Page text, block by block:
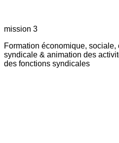
mission 3
Formation économique,
syndicale & animation des
des fonctions syndicales